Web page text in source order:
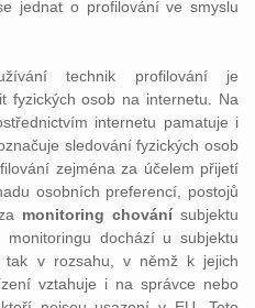
jednat o profilování ve smyslu
technik profilování je
fyzických osob na internetu. Na
internetu pamatuje i
sledování fyzických osob
zejména za účelem přijetí
osobních preferencí, postojů
monitoring chování subjektu
dochází u subjektu
tak v rozsahu, v němž k jejich
vztahuje i na správce nebo